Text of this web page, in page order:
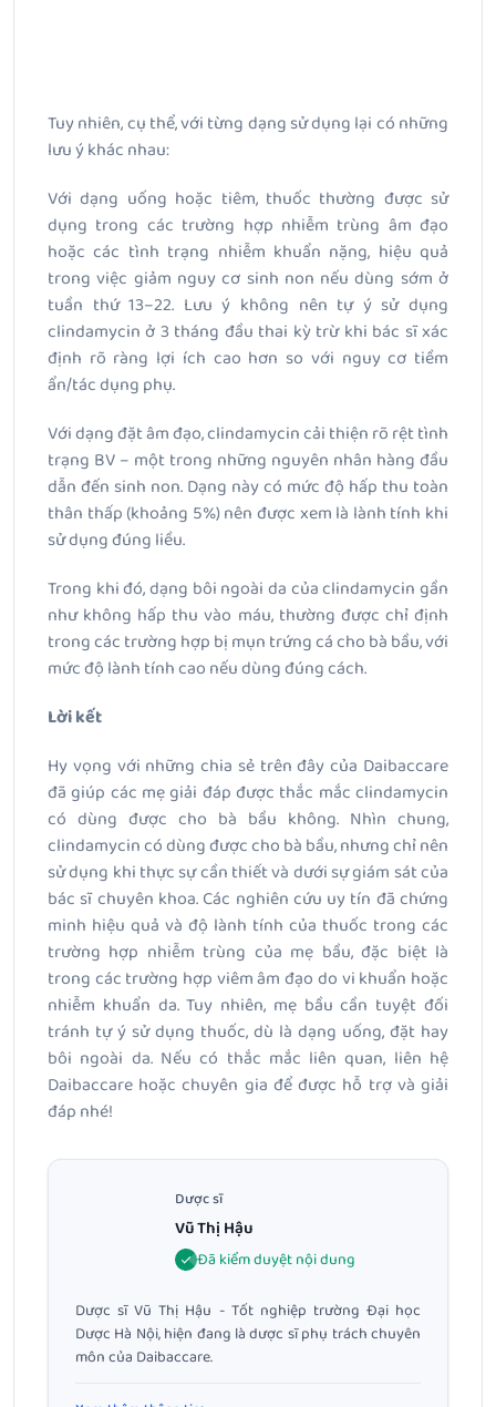
Tuy nhiên, cụ thể, với từng dạng sử dụng lại có những
lưu ý khác nhau:
Với dạng uống hoặc tiêm, thuốc thường được sử
dụng trong các trường hợp nhiễm trùng âm đạo
hoặc các tình trạng nhiễm khuẩn nặng, hiệu quả
trong việc giảm nguy cơ sinh non nếu dùng sớm ở
tuần thứ 13–22. Lưu ý không nên tự ý sử dụng
clindamycin ở 3 tháng đầu thai kỳ trừ khi bác sĩ xác
định rõ ràng lợi ích cao hơn so với nguy cơ tiềm
ẩn/tác dụng phụ.
Với dạng đặt âm đạo, clindamycin cải thiện rõ rệt tình
trạng BV – một trong những nguyên nhân hàng đầu
dẫn đến sinh non. Dạng này có mức độ hấp thu toàn
thân thấp (khoảng 5%) nên được xem là lành tính khi
sử dụng đúng liều.
Trong khi đó, dạng bôi ngoài da của clindamycin gần
như không hấp thu vào máu, thường được chỉ định
trong các trường hợp bị mụn trứng cá cho bà bầu, với
mức độ lành tính cao nếu dùng đúng cách.
Lời kết
Hy vọng với những chia sẻ trên đây của Daibaccare
đã giúp các mẹ giải đáp được thắc mắc clindamycin
có dùng được cho bà bầu không. Nhìn chung,
clindamycin có dùng được cho bà bầu, nhưng chỉ nên
sử dụng khi thực sự cần thiết và dưới sự giám sát của
bác sĩ chuyên khoa. Các nghiên cứu uy tín đã chứng
minh hiệu quả và độ lành tính của thuốc trong các
trường hợp nhiễm trùng của mẹ bầu, đặc biệt là
trong các trường hợp viêm âm đạo do vi khuẩn hoặc
nhiễm khuẩn da. Tuy nhiên, mẹ bầu cần tuyệt đối
tránh tự ý sử dụng thuốc, dù là dạng uống, đặt hay
bôi ngoài da. Nếu có thắc mắc liên quan, liên hệ
Daibaccare hoặc chuyên gia để được hỗ trợ và giải
đáp nhé!
Dược sĩ
Vũ Thị Hậu
Đã kiểm duyệt nội dung
Dược sĩ Vũ Thị Hậu - Tốt nghiệp trường Đại học
Dược Hà Nội, hiện đang là dược sĩ phụ trách chuyên
môn của Daibaccare.